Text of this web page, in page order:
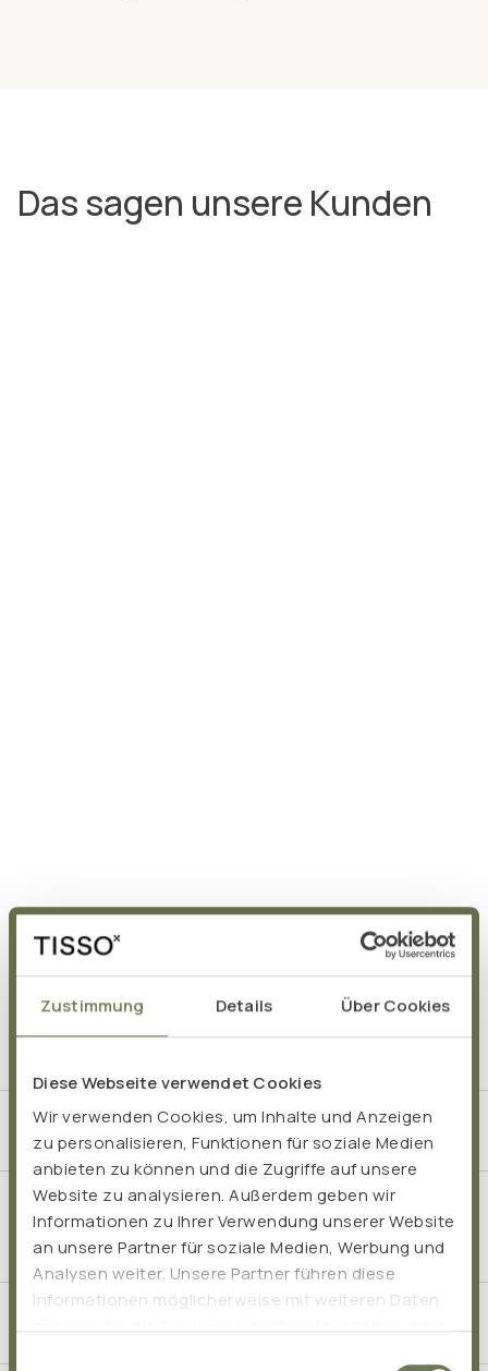
Zustimmung Details Über Cookies
Diese Webseite verwendet Cookies
Wir verwenden Cookies, um Inhalte und Anzeigen
zu personalisieren, Funktionen für soziale Medien
anbieten zu können und die Zugriffe auf unsere
Website zu analysieren. Außerdem geben wir
Informationen zu Ihrer Verwendung unserer Website
an unsere Partner für soziale Medien, Werbung und
Analysen weiter. Unsere Partner führen diese
Informationen möglicherweise mit weiteren Daten
Das sagen unsere Kunden
Häufig gestellte Fragen
Was ist TISSO Pro Biom Anti-Stress?
Welche Inhaltsstoffe sind in TISSO Pro Biom Anti-
Stress enthalten?